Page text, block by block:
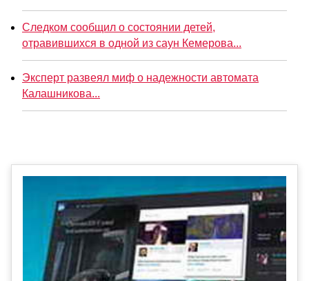
Следком сообщил о состоянии детей,
отравившихся в одной из саун Кемерова...
Эксперт развеял миф о надежности автомата
Калашникова...